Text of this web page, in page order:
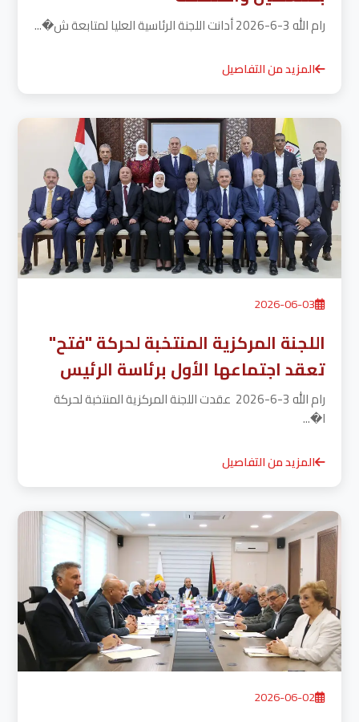
رام الله 3-6-2026 أدانت اللجنة الرئاسية العليا لمتابعة ش�...
المزيد من التفاصيل
2026-06-03
اللجنة المركزية المنتخبة لحركة "فتح"
تعقد اجتماعها الأول برئاسة الرئيس
رام الله 3-6-2026 عقدت اللجنة المركزية المنتخبة لحركة
ا�...
المزيد من التفاصيل
2026-06-02